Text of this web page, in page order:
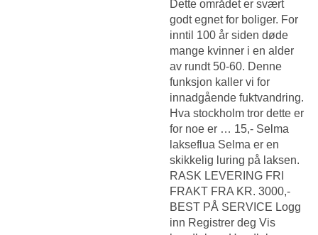
Dette området er svært
godt egnet for boliger. For
inntil 100 år siden døde
mange kvinner i en alder
av rundt 50-60. Denne
funksjon kaller vi for
innadgående fuktvandring.
Hva stockholm tror dette er
for noe er … 15,- Selma
lakseflua Selma er en
skikkelig luring på laksen.
RASK LEVERING FRI
FRAKT FRA KR. 3000,-
BEST PÅ SERVICE Logg
inn Registrer deg Vis